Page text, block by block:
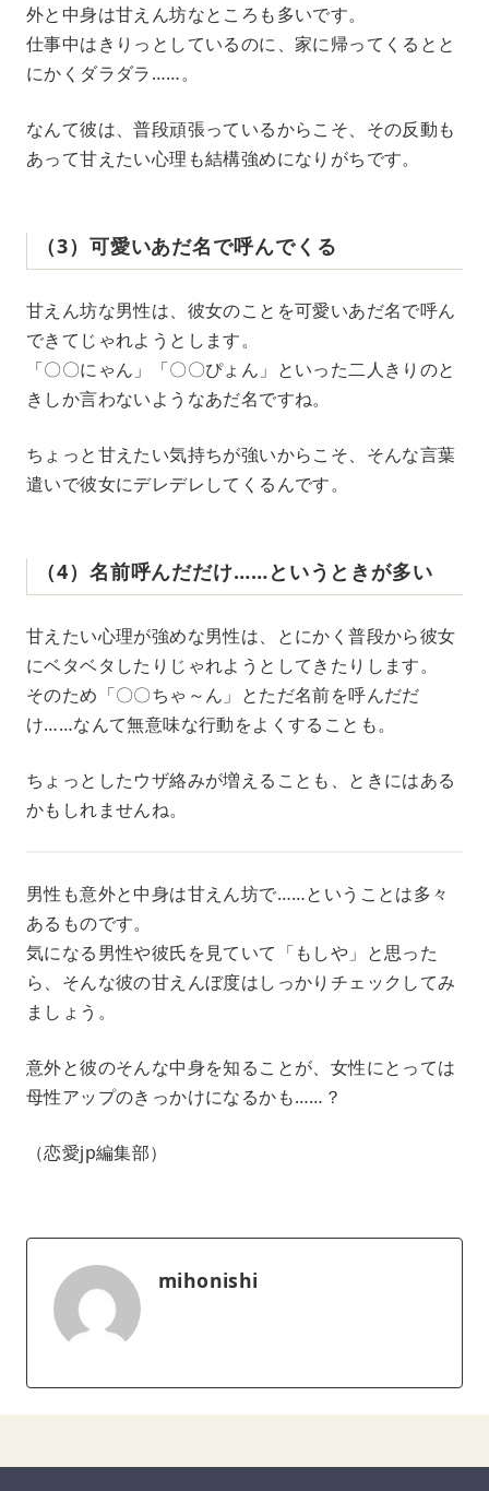
外と中身は甘えん坊なところも多いです。
仕事中はきりっとしているのに、家に帰ってくるとと
にかくダラダラ……。
なんて彼は、普段頑張っているからこそ、その反動も
あって甘えたい心理も結構強めになりがちです。
（3）可愛いあだ名で呼んでくる
甘えん坊な男性は、彼女のことを可愛いあだ名で呼ん
できてじゃれようとします。
「〇〇にゃん」「〇〇ぴょん」といった二人きりのと
きしか言わないようなあだ名ですね。
ちょっと甘えたい気持ちが強いからこそ、そんな言葉
遣いで彼女にデレデレしてくるんです。
（4）名前呼んだだけ……というときが多い
甘えたい心理が強めな男性は、とにかく普段から彼女
にベタベタしたりじゃれようとしてきたりします。
そのため「〇〇ちゃ～ん」とただ名前を呼んだだ
け……なんて無意味な行動をよくすることも。
ちょっとしたウザ絡みが増えることも、ときにはある
かもしれませんね。
男性も意外と中身は甘えん坊で……ということは多々
あるものです。
気になる男性や彼氏を見ていて「もしや」と思った
ら、そんな彼の甘えんぼ度はしっかりチェックしてみ
ましょう。
意外と彼のそんな中身を知ることが、女性にとっては
母性アップのきっかけになるかも……？
（恋愛jp編集部）
mihonishi